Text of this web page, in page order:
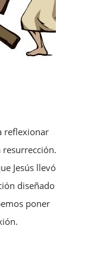
reflexionar
Jesús llevó
diseñado
poner